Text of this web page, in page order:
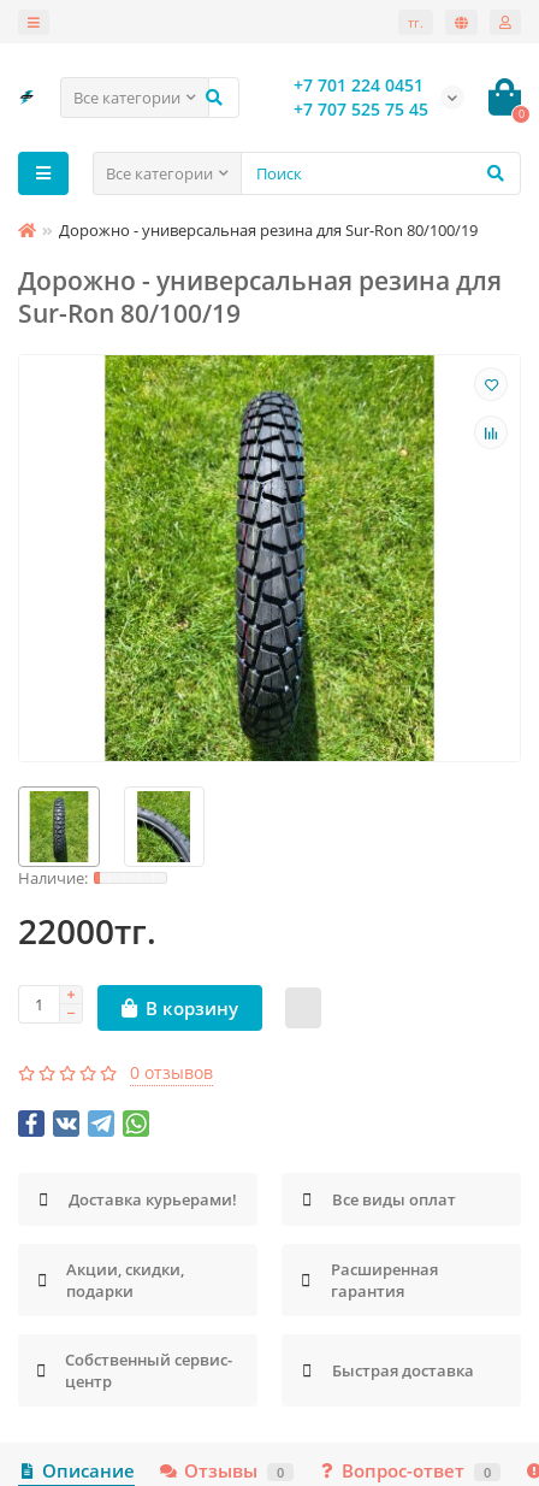
тг.
Все категории
+7 701 224 0451
+7 707 525 75 45
0
Все категории
Дорожно - универсальная резина для Sur-Ron 80/100/19
Дорожно - универсальная резина для
Sur-Ron 80/100/19
22000тг.
В корзину
0 отзывов
Доставка курьерами! Все виды оплат
Акции, скидки,
подарки
Расширенная
гарантия
Собственный сервис-
центр
Быстрая доставка
Описание Отзывы 0 Вопрос-ответ 0